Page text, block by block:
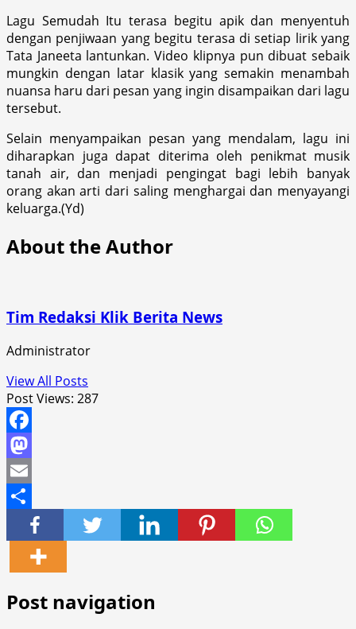
Lagu Semudah Itu terasa begitu apik dan menyentuh
dengan penjiwaan yang begitu terasa di setiap lirik yang
Tata Janeeta lantunkan. Video klipnya pun dibuat sebaik
mungkin dengan latar klasik yang semakin menambah
nuansa haru dari pesan yang ingin disampaikan dari lagu
tersebut.
Selain menyampaikan pesan yang mendalam, lagu ini
diharapkan juga dapat diterima oleh penikmat musik
tanah air, dan menjadi pengingat bagi lebih banyak
orang akan arti dari saling menghargai dan menyayangi
keluarga.(Yd)
About the Author
Tim Redaksi Klik Berita News
Administrator
View All Posts
Post Views: 287
Facebook
Mastodon
Email
Share
Post navigation